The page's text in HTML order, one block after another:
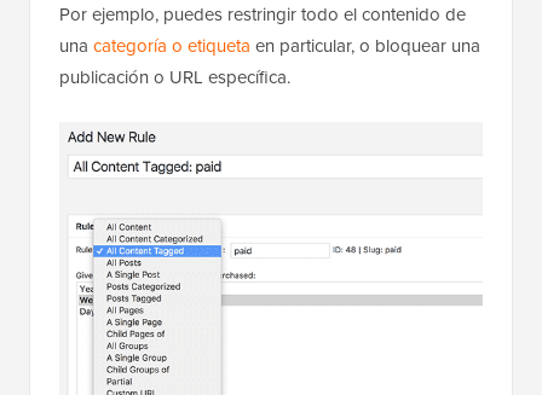
Por ejemplo, puedes restringir todo el contenido de
una categoría o etiqueta en particular, o bloquear una
publicación o URL específica.